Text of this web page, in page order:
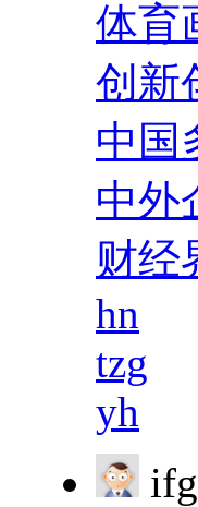
体育
创新
中国
中外
财经
hn
tzg
yh